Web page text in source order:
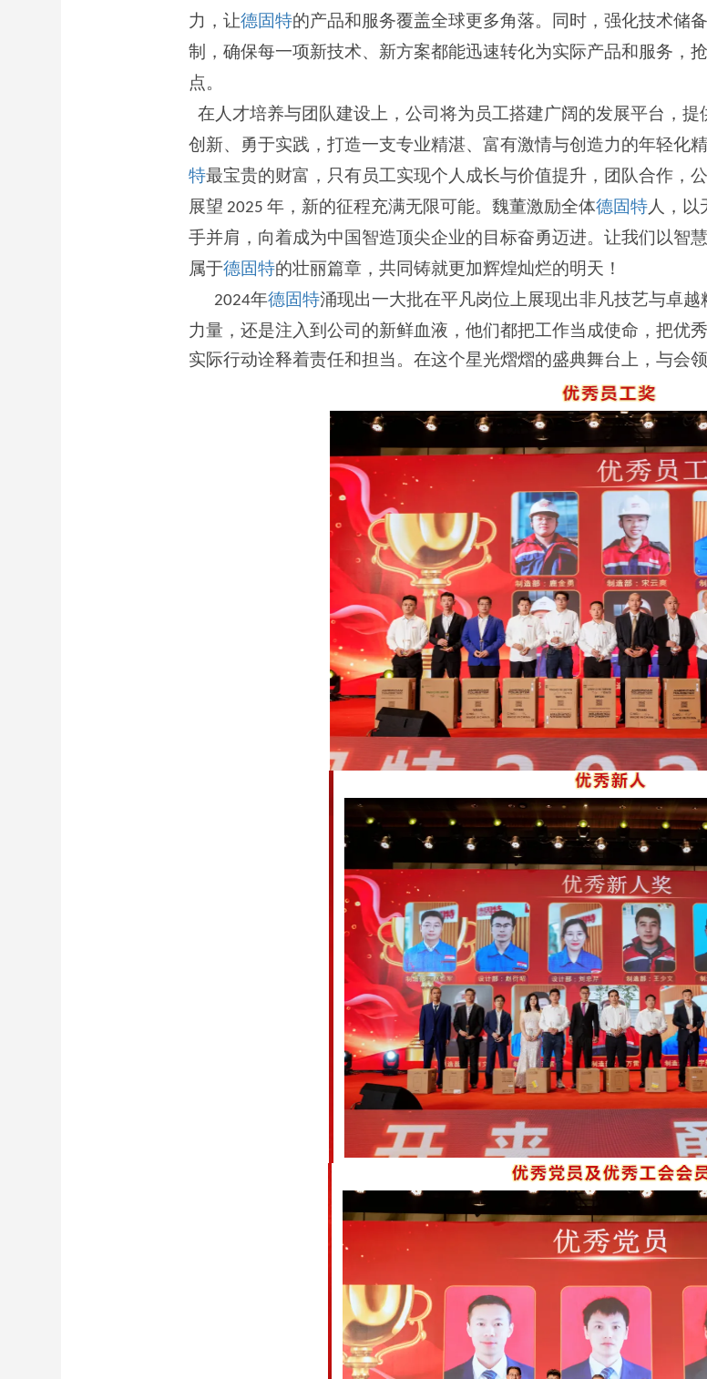
力，让德固特的产品和服务覆盖全球更多角落。同时，强化技术储
制，确保每一项新技术、新方案都能迅速转化为实际产品和服务，
点。
在人才培养与团队建设上，公司将为员工搭建广阔的发展平台，
创新、勇于实践，打造一支专业精湛、富有激情与创造力的年轻化
特最宝贵的财富，只有员工实现个人成长与价值提升，团队合作，
展望 2025年，新的征程充满无限可能。魏董激励全体德固特人，
手并肩，向着成为中国智造顶尖企业的目标奋勇迈进。让我们以智
属于德固特的壮丽篇章，共同铸就更加辉煌灿烂的明天！
2024年德固特涌现出一大批在平凡岗位上展现出非凡技艺与卓
力量，还是注入到公司的新鲜血液，他们都把工作当成使命，把优
实际行动诠释着责任和担当。在这个星光熠熠的盛典舞台上，与会